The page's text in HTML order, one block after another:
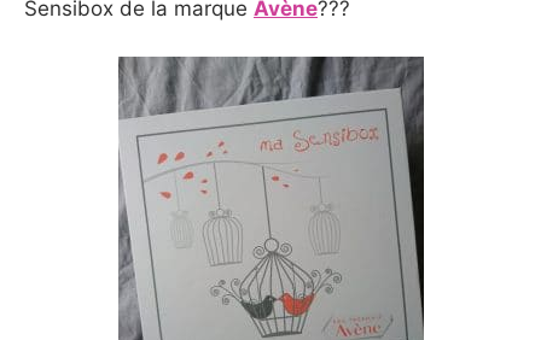
Sensibox de la marque Avène???